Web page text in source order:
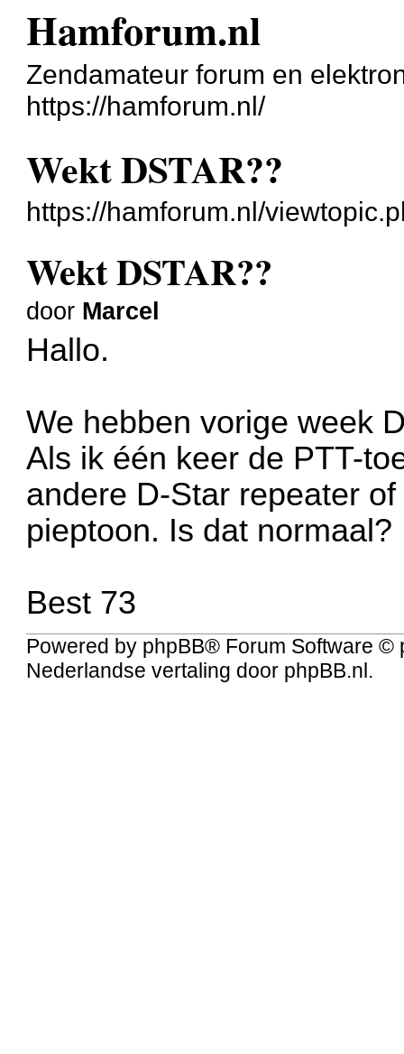
Hamforum.nl
Zendamateur forum en
https://hamforum.nl/
Wekt DSTAR??
https://hamforum.nl/
Wekt DSTAR??
door Marcel
Hallo.
We hebben vorige week
Als ik één keer de PTT-
andere D-Star repeater
pieptoon. Is dat normaal?
Best 73
Powered by phpBB® Forum Software ©
Nederlandse vertaling door phpBB.nl .